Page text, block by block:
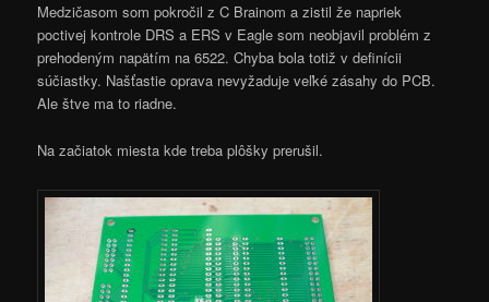
Medzičasom som pokročil z C Brainom a zistil že napriek
poctivej kontrole DRS a ERS v Eagle som neobjavil problém z
prehodeným napätím na 6522. Chyba bola totiž v definícii
súčiastky. Našťastie oprava nevyžaduje veľké zásahy do PCB.
Ale štve ma to riadne.
Na začiatok miesta kde treba plôšky prerušil.